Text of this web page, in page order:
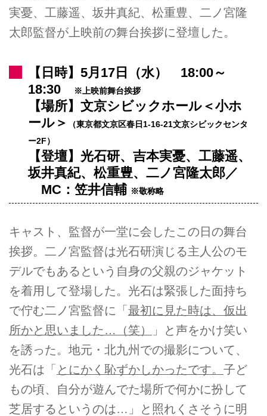
実憂、工藤遥、坂井真紀、松重豊、二ノ宮隆
太郎監督が上映前の舞台挨拶に登壇した。
【日時】5月17日（水） 18:00～
18:30
※上映前舞台挨拶
【場所】文京シビックホール＜小ホ
ール＞
（東京都文京区春日1‐16‐21文京シビックセンタ
ー2F）
【登壇】光石研、吉本実憂、工藤遥、
坂井真紀、松重豊、二ノ宮隆太郎／
MC：笠井信輔 ※敬称略
キャスト、監督が一堂に会したこの日の舞台
挨拶。二ノ宮監督は光石研演じる主人公のモ
デルでもあるという自身の父親のジャケット
を着用して登場した。光石は緊張した面持ち
で佇む二ノ宮監督に「 最初に見た時は、仮出
所かと思いました…（笑）
」と声をかけ笑い
を誘った。地元・北九州での撮影について、
光石は「 とにかく恥ずかしかったです。 子ど
もの頃、自分が遊んでた場所で何かに扮して
芝居するというのは…」と照れくさそうに明